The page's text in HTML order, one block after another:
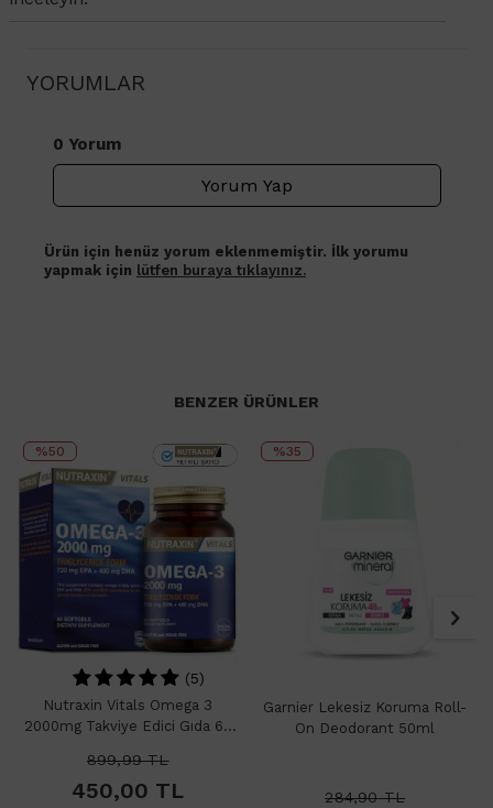
YORUMLAR
0 Yorum
Yorum Yap
Ürün için henüz yorum eklenmemiştir. İlk yorumu
yapmak için lütfen buraya tıklayınız.
BENZER ÜRÜNLER
%50
(5)
Nutraxin Vitals Omega 3
2000mg Takviye Edici Gıda 60
899,99TL
450,00 TL
%35
Garnier Lekesiz Koruma Roll-
On Deodorant 50ml
284,90TL